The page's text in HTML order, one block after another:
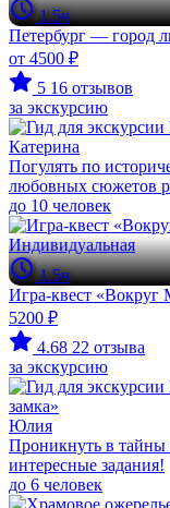
1.5ч
Петербург — город
от 4500 ₽
5 16 отзывов
за экскурсию
Катерина
Погулять по
любовных сюжетов
до 10 человек
Индивидуальная
1.5ч
Игра-квест «Вокруг
5200 ₽
4.68 22 отзыва
за экскурсию
Юлия
Проникнуть в тайны
интересные задания!
до 6 человек